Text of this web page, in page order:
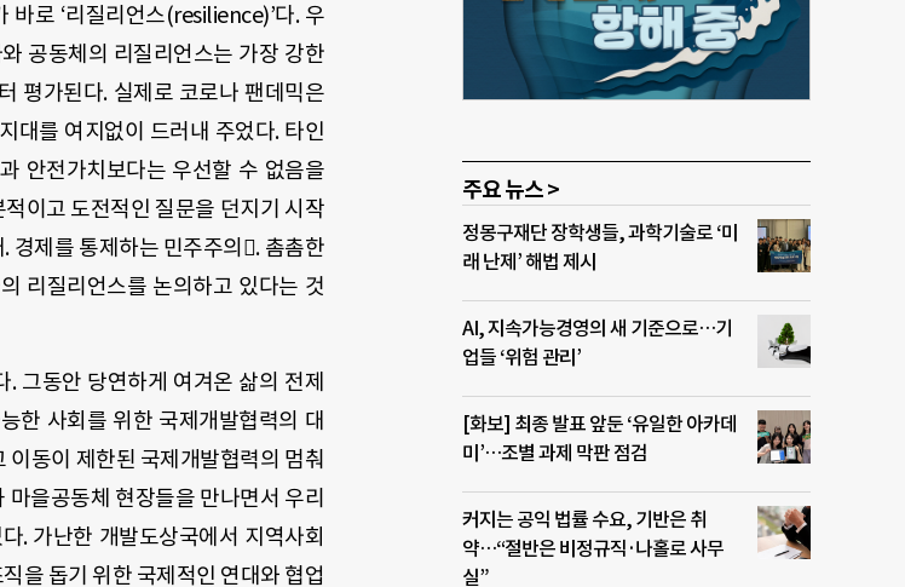
바로 ‘리질리언스(resilience)’다. 우
공동체의 리질리언스는 가장 강한
평가된다. 실제로 코로나 팬데믹은
대를 여지없이 드러내 주었다. 타인
안전가치보다는 우선할 수 없음을
이고 도전적인 질문을 던지기 시작
. 경제를 통제하는 민주주의. 촘촘한
리질리언스를 논의하고 있다는 것
. 그동안 당연하게 여겨온 삶의 전제
한 사회를 위한 국제개발협력의 대
이동이 제한된 국제개발협력의 멈춰
을공동체 현장들을 만나면서 우리
. 가난한 개발도상국에서 지역사회
을 돕기 위한 국제적인 연대와 협업
주요 뉴스 >
정몽구재단 장학생들, 과학기술로 ‘미
래 난제’ 해법 제시
AI, 지속가능경영의 새 기준으로…기
업들 ‘위험 관리’
[화보] 최종 발표 앞둔 ‘유일한 아카데
미’…조별 과제 막판 점검
커지는 공익 법률 수요, 기반은 취
약…“절반은 비정규직·나홀로 사무
실”